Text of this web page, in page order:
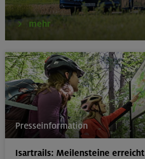
mehr
Presseinformation
Isartrails: Meilensteine erreicht